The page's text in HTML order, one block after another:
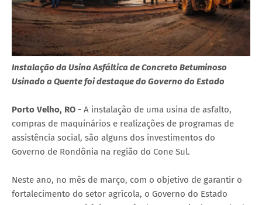
Instalação da Usina Asfáltica de Concreto Betuminoso
Usinado a Quente foi destaque do Governo do Estado
Porto Velho, RO - A instalação de uma usina de asfalto,
compras de maquinários e realizações de programas de
assistência social, são alguns dos investimentos do
Governo de Rondônia na região do Cone Sul.
Neste ano, no mês de março, com o objetivo de garantir o
fortalecimento do setor agrícola, o Governo do Estado